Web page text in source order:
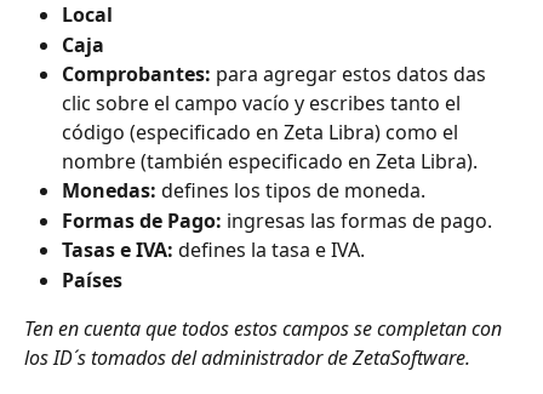
Local
Caja
Comprobantes: para agregar estos datos das
clic sobre el campo vacío y escribes tanto el
código (especificado en Zeta Libra) como el
nombre (también especificado en Zeta Libra).
Monedas: defines los tipos de moneda.
Formas de Pago: ingresas las formas de pago.
Tasas e IVA: defines la tasa e IVA.
Países
Ten en cuenta que todos estos campos se completan con
los ID´s tomados del administrador de ZetaSoftware.